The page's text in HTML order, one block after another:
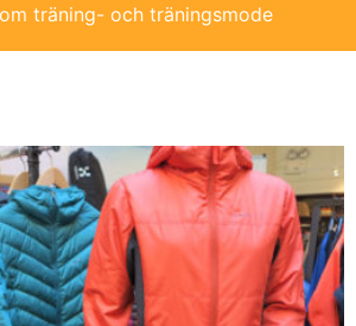
träning- och träningsmode